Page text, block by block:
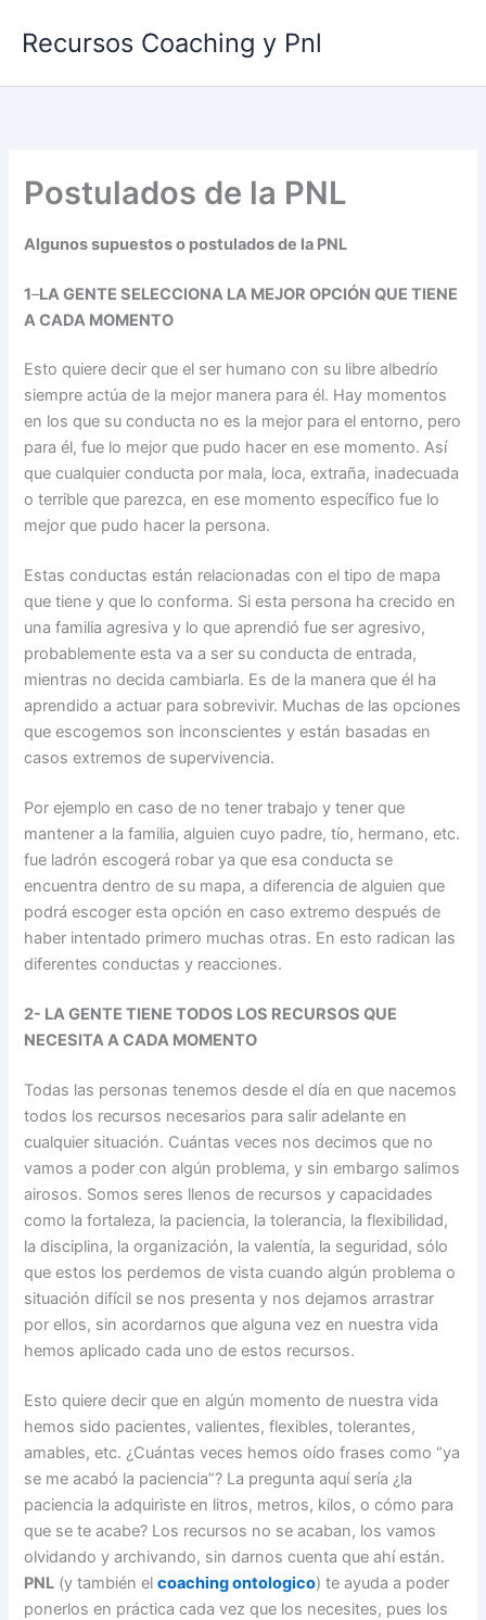
Recursos Coaching y Pnl
Postulados de la PNL
Algunos supuestos o postulados de la PNL
1–LA GENTE SELECCIONA LA MEJOR OPCIÓN QUE TIENE
A CADA MOMENTO
Esto quiere decir que el ser humano con su libre albedrío
siempre actúa de la mejor manera para él. Hay momentos
en los que su conducta no es la mejor para el entorno, pero
para él, fue lo mejor que pudo hacer en ese momento. Así
que cualquier conducta por mala, loca, extraña, inadecuada
o terrible que parezca, en ese momento específico fue lo
mejor que pudo hacer la persona.
Estas conductas están relacionadas con el tipo de mapa
que tiene y que lo conforma. Si esta persona ha crecido en
una familia agresiva y lo que aprendió fue ser agresivo,
probablemente esta va a ser su conducta de entrada,
mientras no decida cambiarla. Es de la manera que él ha
aprendido a actuar para sobrevivir. Muchas de las opciones
que escogemos son inconscientes y están basadas en
casos extremos de supervivencia.
Por ejemplo en caso de no tener trabajo y tener que
mantener a la familia, alguien cuyo padre, tío, hermano, etc.
fue ladrón escogerá robar ya que esa conducta se
encuentra dentro de su mapa, a diferencia de alguien que
podrá escoger esta opción en caso extremo después de
haber intentado primero muchas otras. En esto radican las
diferentes conductas y reacciones.
2- LA GENTE TIENE TODOS LOS RECURSOS QUE
NECESITA A CADA MOMENTO
Todas las personas tenemos desde el día en que nacemos
todos los recursos necesarios para salir adelante en
cualquier situación. Cuántas veces nos decimos que no
vamos a poder con algún problema, y sin embargo salimos
airosos. Somos seres llenos de recursos y capacidades
como la fortaleza, la paciencia, la tolerancia, la flexibilidad,
la disciplina, la organización, la valentía, la seguridad, sólo
que estos los perdemos de vista cuando algún problema o
situación difícil se nos presenta y nos dejamos arrastrar
por ellos, sin acordarnos que alguna vez en nuestra vida
hemos aplicado cada uno de estos recursos.
Esto quiere decir que en algún momento de nuestra vida
hemos sido pacientes, valientes, flexibles, tolerantes,
amables, etc. ¿Cuántas veces hemos oído frases como “ya
se me acabó la paciencia”? La pregunta aquí sería ¿la
paciencia la adquiriste en litros, metros, kilos, o cómo para
que se te acabe? Los recursos no se acaban, los vamos
olvidando y archivando, sin darnos cuenta que ahí están.
PNL (y también elcoaching ontologico) te ayuda a poder
ponerlos en práctica cada vez que los necesites, pues los